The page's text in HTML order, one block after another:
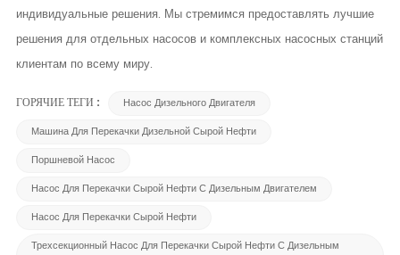
индивидуальные решения. Мы стремимся предоставлять лучшие
решения для отдельных насосов и комплексных насосных станций
клиентам по всему миру.
ГОРЯЧИЕ ТЕГИ :
Насос Дизельного Двигателя
Машина Для Перекачки Дизельной Сырой Нефти
Поршневой Насос
Насос Для Перекачки Сырой Нефти С Дизельным Двигателем
Насос Для Перекачки Сырой Нефти
Трехсекционный Насос Для Перекачки Сырой Нефти С Дизельным